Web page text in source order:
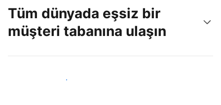
Tüm dünyada eşsiz bir
müşteri tabanına ulaşın
Hemen yeni konuklara ulaş